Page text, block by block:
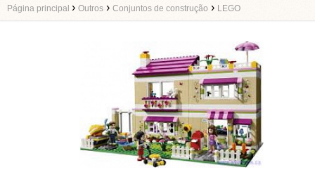
Página principal › Outros › Conjuntos de construção › LEGO